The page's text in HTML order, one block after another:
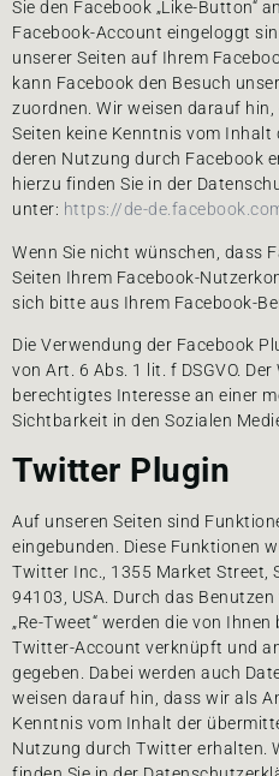
Sie den Facebook „Like-Button“
Facebook-Account eingeloggt
unserer Seiten auf Ihrem
kann Facebook den Besuch
zuordnen. Wir weisen darauf
Seiten keine Kenntnis vom
deren Nutzung durch Facebook
hierzu finden Sie in der
unter: https://de-
Wenn Sie nicht wünschen, dass
Seiten Ihrem Facebook-
sich bitte aus Ihrem Facebook-
Die Verwendung der Facebook
von Art. 6 Abs. 1 lit. f DSGVO.
berechtigtes Interesse an einer
Sichtbarkeit in den Sozialen
Twitter Plugin
Auf unseren Seiten sind
eingebunden. Diese Funktionen
Twitter Inc., 1355 Market Street,
94103, USA. Durch das
„Re-Tweet“ werden die von
Twitter-Account verknüpft und
gegeben. Dabei werden auch
weisen darauf hin, dass wir als
Kenntnis vom Inhalt der
Nutzung durch Twitter erhalten.